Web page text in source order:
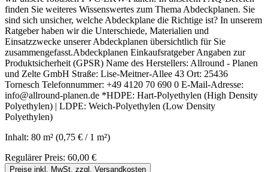
finden Sie weiteres Wissenswertes zum Thema Abdeckplanen. Sie
sind sich unsicher, welche Abdeckplane die Richtige ist? In unserem
Ratgeber haben wir die Unterschiede, Materialien und
Einsatzzwecke unserer Abdeckplanen übersichtlich für Sie
zusammengefasst.Abdeckplanen Einkaufsratgeber Angaben zur
Produktsicherheit (GPSR) Name des Herstellers: Allround - Planen
und Zelte GmbH Straße: Lise-Meitner-Allee 43 Ort: 25436
Tornesch Telefonnummer: +49 4120 70 690 0 E-Mail-Adresse:
info@allround-planen.de *HDPE: Hart-Polyethylen (High Density
Polyethylen) | LDPE: Weich-Polyethylen (Low Density
Polyethylen)
Inhalt: 80 m² (0,75 € / 1 m²)
Regulärer Preis: 60,00 €
Preise inkl. MwSt. zzgl. Versandkosten